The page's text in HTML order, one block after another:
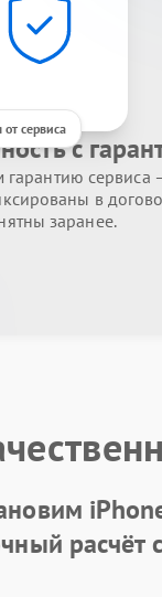
от сервиса
с
сервиса
в
заранее.
расчёт